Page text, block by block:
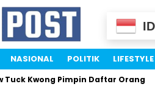
NASIONAL POLITIK LIFESTYLE
Kwong Pimpin Daftar Orang
ID